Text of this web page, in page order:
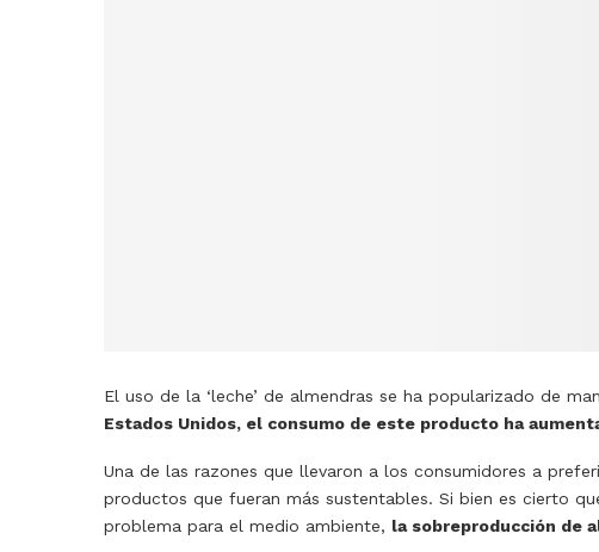
El uso de la ‘leche’ de almendras se ha popularizado de
Estados Unidos, el consumo de este producto ha
Una de las razones que llevaron a los consumidores a
productos que fueran más sustentables. Si bien es cierto
problema para el medio ambiente, la sobreproducción de